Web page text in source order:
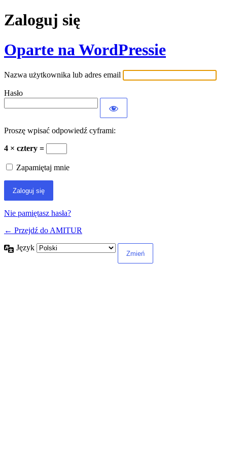
Zaloguj się
Oparte na WordPressie
Nazwa użytkownika lub adres email
Hasło
Proszę wpisać odpowiedź cyframi:
4 × cztery =
Zapamiętaj mnie
Nie pamiętasz hasła?
← Przejdź do AMITUR
Język